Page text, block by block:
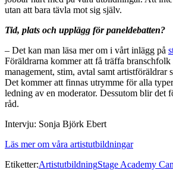
utan att bara tävla mot sig själv.
Tid, plats och upplägg för paneldebatten?
– Det kan man läsa mer om i vårt inlägg på
Föräldrarna kommer att få träffa branschfolk
management, stim, avtal samt artistföräldrar
Det kommer att finnas utrymme för alla
ledning av en moderator. Dessutom blir det
råd.
Intervju: Sonja Björk Ebert
Läs mer om våra artistutbildningar
Etiketter:ArtistutbildningStage Academy